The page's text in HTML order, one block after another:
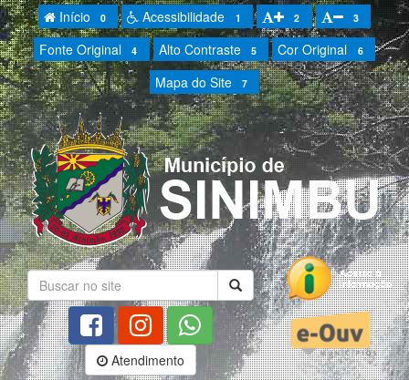
Início 0 Acessibilidade 1 2 3
Fonte Original 4 Alto Contraste 5 Cor Original 6
Mapa do Site 7
Atendimento